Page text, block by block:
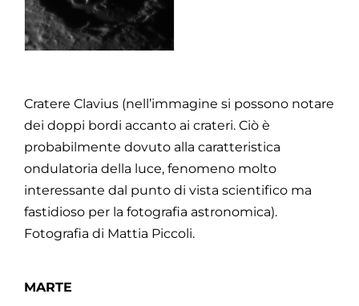
Cratere Clavius (nell’immagine si possono notare
dei doppi bordi accanto ai crateri. Ciò è
probabilmente dovuto alla caratteristica
ondulatoria della luce, fenomeno molto
interessante dal punto di vista scientifico ma
fastidioso per la fotografia astronomica).
Fotografia di Mattia Piccoli.
MARTE‌